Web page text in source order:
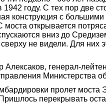
году. С тех пор две
конструкция с
моста открывается
вниз до
не видели. Для них
генерал-
Министерства
пролет моста
перекрывать